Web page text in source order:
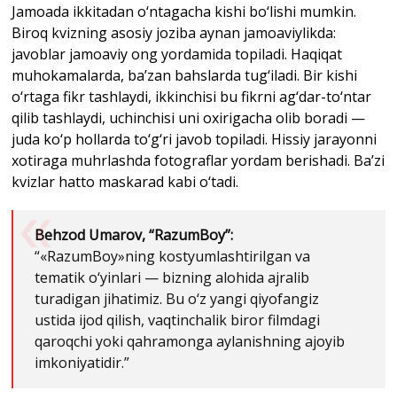
Jamoada ikkitadan o‘ntagacha kishi bo‘lishi mumkin.
Biroq kvizning asosiy joziba aynan jamoaviylikda:
javoblar jamoaviy ong yordamida topiladi. Haqiqat
muhokamalarda, ba’zan bahslarda tug‘iladi. Bir kishi
o‘rtaga fikr tashlaydi, ikkinchisi bu fikrni ag‘dar-to‘ntar
qilib tashlaydi, uchinchisi uni oxirigacha olib boradi —
juda ko‘p hollarda to‘g‘ri javob topiladi. Hissiy jarayonni
xotiraga muhrlashda fotograflar yordam berishadi. Ba’zi
kvizlar hatto maskarad kabi o‘tadi.
Behzod Umarov, “RazumBoy”:
“«RazumBoy»ning kostyumlashtirilgan va
tematik o‘yinlari — bizning alohida ajralib
turadigan jihatimiz. Bu o‘z yangi qiyofangiz
ustida ijod qilish, vaqtinchalik biror filmdagi
qaroqchi yoki qahramonga aylanishning ajoyib
imkoniyatidir.”